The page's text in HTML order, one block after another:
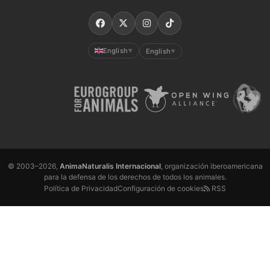
English ▼ English ▼
© 2003–2026, AnimaNaturalis Internacional, organización iberoamericana
para la defensa de los derechos de todos los animales.
Política de PrivacidadConfiguración de cookies RSS